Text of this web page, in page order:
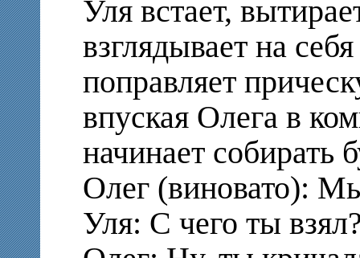
Уля встает,
взглядывает на
поправляет
впуская Олега в
начинает собирать
Олег (виновато):
Уля: С чего ты